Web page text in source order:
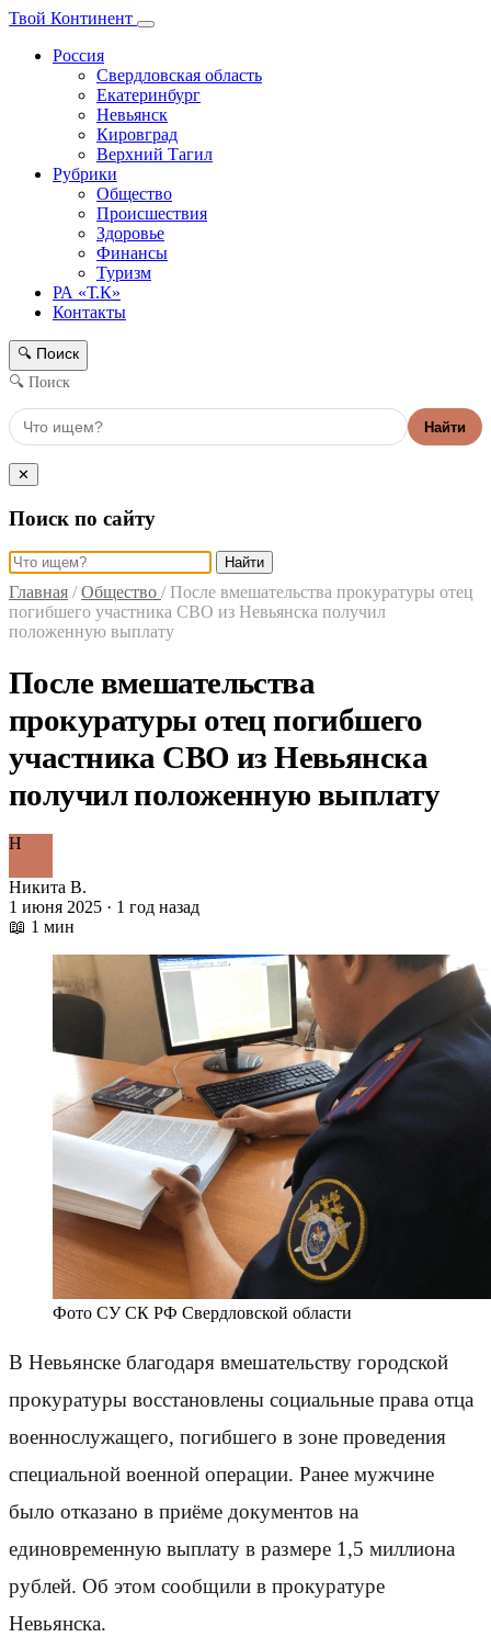
Твой Континент
Россия
Свердловская область
Екатеринбург
Невьянск
Кировград
Верхний Тагил
Рубрики
Общество
Происшествия
Здоровье
Финансы
Туризм
РА «Т.К»
Контакты
🔍 Поиск
🔍 Поиск
Найти
✕
Поиск по сайту
Найти
Главная / Общество / После вмешательства прокуратуры отец
погибшего участника СВО из Невьянска получил
положенную выплату
После вмешательства
прокуратуры отец погибшего
участника СВО из Невьянска
получил положенную выплату
Н
Никита В.
1 июня 2025 · 1 год назад
📖 1 мин
Фото СУ СК РФ Свердловской области
В Невьянске благодаря вмешательству городской
прокуратуры восстановлены социальные права отца
военнослужащего, погибшего в зоне проведения
специальной военной операции. Ранее мужчине
было отказано в приёме документов на
единовременную выплату в размере 1,5 миллиона
рублей. Об этом сообщили в прокуратуре
Невьянска.